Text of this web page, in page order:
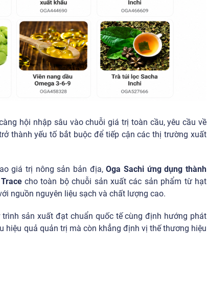
hội nhập sâu vào chuỗi giá trị toàn cầu, yêu cầu về
thành yếu tố bắt buộc để tiếp cận các thị trường xuất
giá trị nông sản bản địa,Oga Sachi ứng dụng thành
cho toàn bộ chuỗi sản xuất các sản phẩm từ hạt
nguồn nguyên liệu sạch và chất lượng cao.
sản xuất đạt chuẩn quốc tế cùng định hướng phát
hiệu quả quản trị mà còn khẳng định vị thế thương hiệu